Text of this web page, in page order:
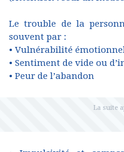
Le trouble de la
souvent par :
• Vulnérabilité
• Sentiment de vide ou
• Peur de l’abandon